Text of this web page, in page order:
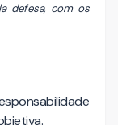
defesa, com os